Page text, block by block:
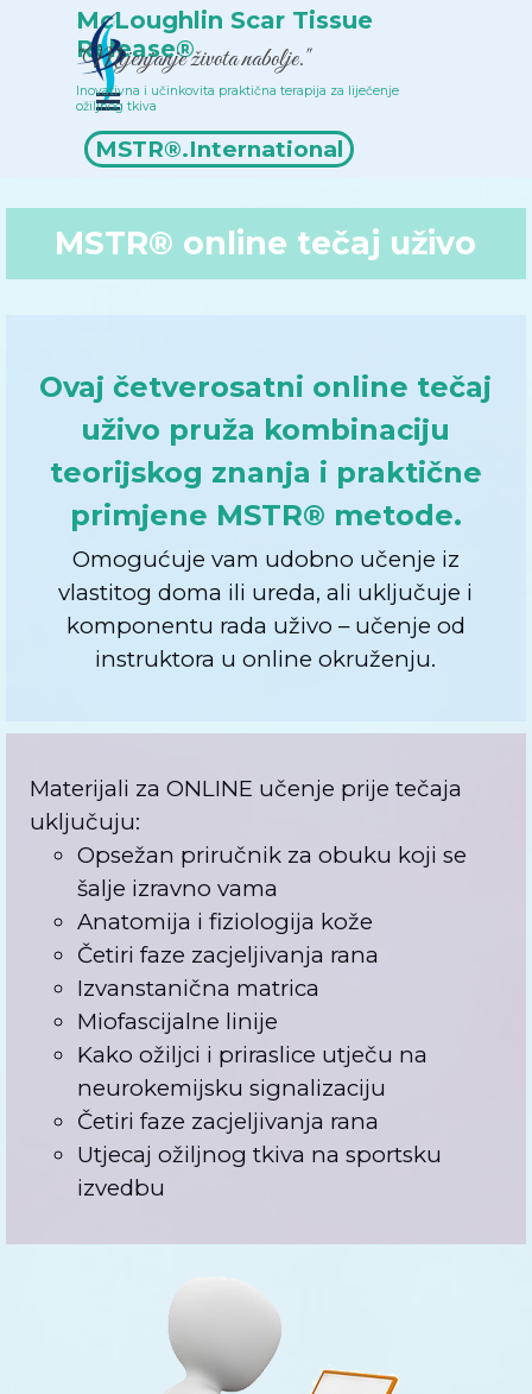
Idi na sadržajMcLoughlin Scar Tissue
Release®
MSTR®.International
"Mijenjanje života nabolje."
Popis terapeuta
Inovativna i učinkovita praktična terapija za liječenje
ožiljnog tkiva
Preskoči izbornik
MSTR® online tečaj uživo
Ovaj četverosatni online tečaj
uživo pruža kombinaciju
teorijskog znanja i praktične
primjene MSTR® metode.
Omogućuje vam udobno učenje iz
vlastitog doma ili ureda, ali uključuje i
komponentu rada uživo – učenje od
instruktora u online okruženju.
Materijali za ONLINE učenje prije tečaja
uključuju:
Opsežan priručnik za obuku koji se
šalje izravno vama
Anatomija i fiziologija kože
Četiri faze zacjeljivanja rana
Izvanstanična matrica
Miofascijalne linije
Kako ožiljci i priraslice utječu na
neurokemijsku signalizaciju
Četiri faze zacjeljivanja rana
Utjecaj ožiljnog tkiva na sportsku
izvedbu